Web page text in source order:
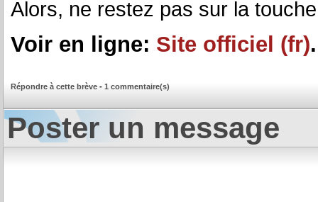
Alors, ne restez pas sur la
Voir en ligne: Site officiel (fr).
Répondre à cette brève - 1 commentaire(s)
Poster un message